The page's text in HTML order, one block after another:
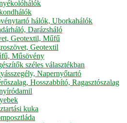
hálók, Uborkahálók
Darázsháló
Geotextil, Műfű
Geotextil
Műsövény
széles választékban
Napernyőtartó
Hosszabbító, Ragasztószalag
kuka